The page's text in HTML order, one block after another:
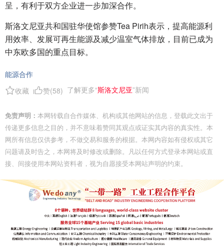
呈，有利于双方企业进一步加深合作。
斯洛文尼亚共和国驻华使馆参赞Tea Pirih表示，提高能源利
用效率、发展可再生能源及减少温室气体排放，目前已成为
中东欧多国的重点目标。
能源合作
收藏
赞(58) 了解更多“斯洛文尼亚”新闻
免责声明： 本网转载自合作媒体、机构或其他网站的信息，登载此文出于
传递更多信息之目的，并不意味着赞同其观点或证实其内容的真实性。本
网所有信息仅供参考，不做交易和服务的根据。本网内容如有侵权或其它
问题请及时告之，本网将及时修改或删除。凡以任何方式登录本网站或直
接、间接使用本网站资料者，视为自愿接受本网站声明的约束。